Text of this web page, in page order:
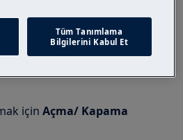
nem oranını
içinAçma/ Kapama
Tüm Tanımlama
Bilgilerini Kabul Et